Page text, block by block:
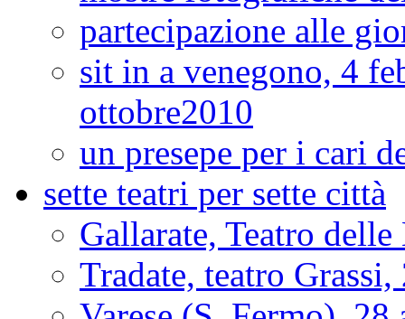
partecipazione alle
sit in a venegono, 4
ottobre2010
un presepe per i cari
sette teatri per sette città
Gallarate, Teatro
Tradate, teatro